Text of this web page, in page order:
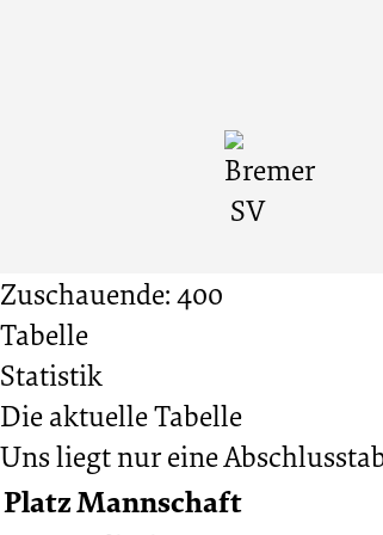
SV
Hemelingen
1:0
Zuschauende: 400
Tabelle
Statistik
Die aktuelle Tabelle
Uns liegt nur eine
PlatzMannschaft